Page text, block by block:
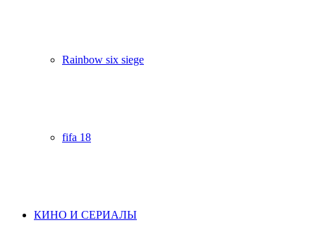
Rainbow six siege
fifa 18
КИНО И СЕРИАЛЫ